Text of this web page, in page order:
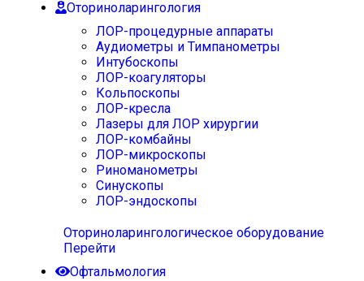
Оториноларингология
ЛОР-процедурные аппараты
Аудиометры и Тимпанометры
Интубоскопы
ЛОР-коагуляторы
Кольпоскопы
ЛОР-кресла
Лазеры для ЛОР хирургии
ЛОР-комбайны
ЛОР-микроскопы
Риноманометры
Синускопы
ЛОР-эндоскопы
Оториноларингологическое оборудование
Перейти
Офтальмология